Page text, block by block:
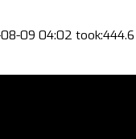
08-09 04:02